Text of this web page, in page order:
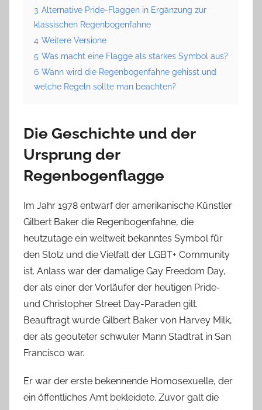
3 Alternative Pride-Flaggen in Ergänzung zur
klassischen Regenbogenfahne
4 Weitere Versione
5 Was macht eine Flagge als starkes Symbol aus?
6 Wann wird die Regenbogenfahne gehisst und
welche Regeln sollte man beachten?
Die Geschichte und der
Ursprung der
Regenbogenflagge
Im Jahr 1978 entwarf der amerikanische Künstler
Gilbert Baker die Regenbogenfahne, die
heutzutage ein weltweit bekanntes Symbol für
den Stolz und die Vielfalt der LGBT+ Community
ist. Anlass war der damalige Gay Freedom Day,
der als einer der Vorläufer der heutigen Pride-
und Christopher Street Day-Paraden gilt.
Beauftragt wurde Gilbert Baker von Harvey Milk,
der als geouteter schwuler Mann Stadtrat in San
Francisco war.
Er war der erste bekennende Homosexuelle, der
ein öffentliches Amt bekleidete. Zuvor galt die